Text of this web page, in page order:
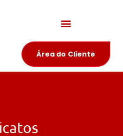
Área do Cliente